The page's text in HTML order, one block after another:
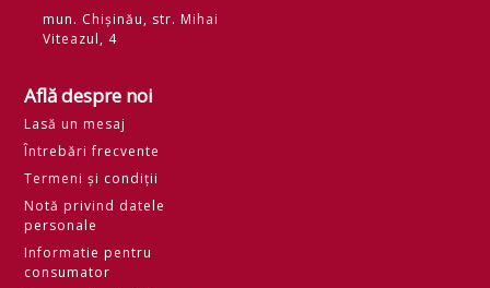
mun. Chișinău, str. Mihai
Viteazul, 4
Află despre noi
Lasă un mesaj
Întrebări frecvente
Termeni și condiții
Notă privind datele
personale
Informatie pentru
consumator